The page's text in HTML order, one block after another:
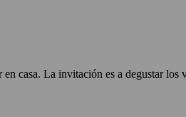
casa. La invitación es a degustar